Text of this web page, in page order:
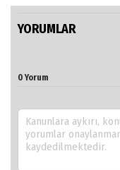
YORUMLAR
0 Yorum